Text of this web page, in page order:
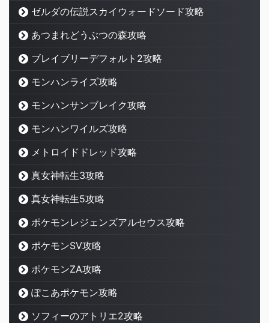
ゼルダの伝説スカイウォードソード攻略
あつまれどうぶつの森攻略
ブレイブリーデフォルト2攻略
モンハンライズ攻略
モンハンサンブレイク攻略
モンハンワイルズ攻略
メトロイドドレッド攻略
真女神転生3攻略
真女神転生5攻略
ポケモンレジェンズアルセウス攻略
ポケモンSV攻略
ポケモンZA攻略
ぽこあポケモン攻略
ソフィーのアトリエ2攻略